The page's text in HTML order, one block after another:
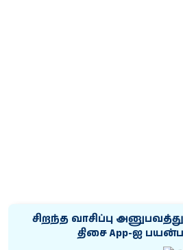
சிறந்த வாசிப்பு
திசை App-ஐ